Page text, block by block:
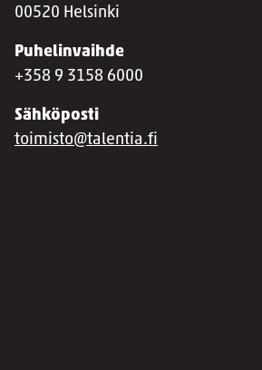
00520 Helsinki
Puhelinvaihde
+358 9 3158 6000
Sähköposti
toimisto@talentia.fi